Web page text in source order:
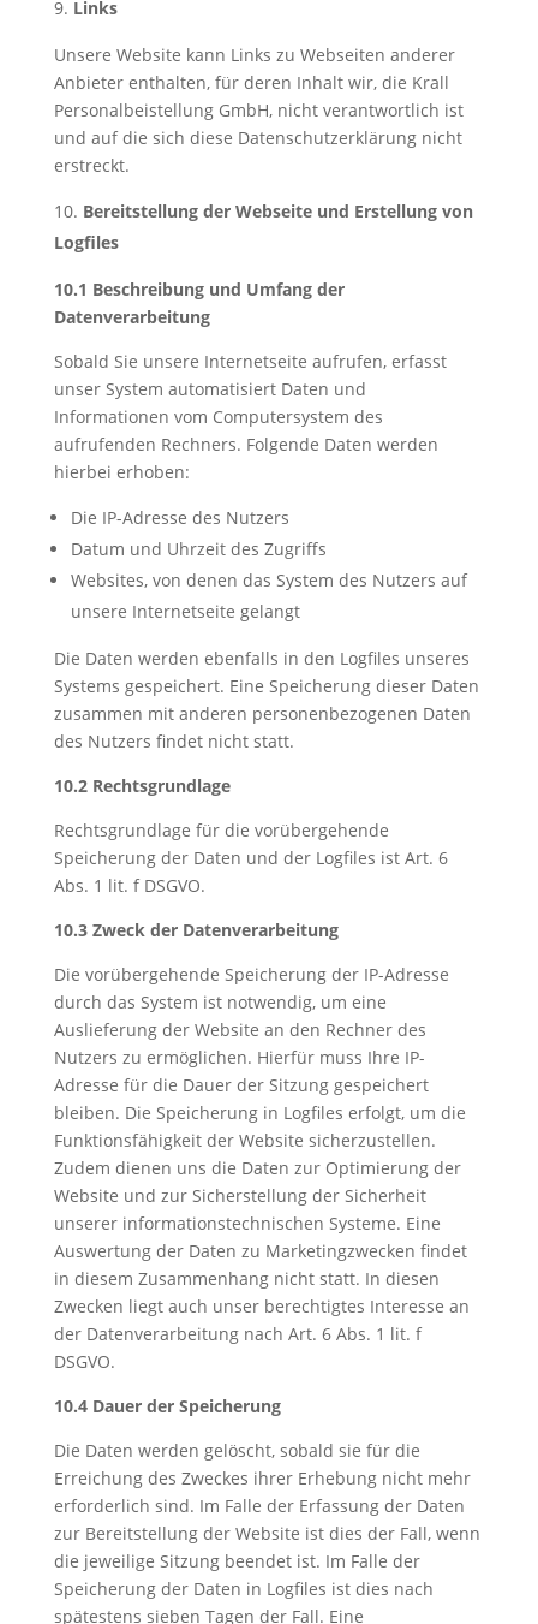
Links
Unsere Website kann Links zu Webseiten anderer
Anbieter enthalten, für deren Inhalt wir, die Krall
Personalbeistellung GmbH, nicht verantwortlich ist
und auf die sich diese Datenschutzerklärung nicht
erstreckt.
Bereitstellung der Webseite und Erstellung von
Logfiles
10.1 Beschreibung und Umfang der
Datenverarbeitung
Sobald Sie unsere Internetseite aufrufen, erfasst
unser System automatisiert Daten und
Informationen vom Computersystem des
aufrufenden Rechners. Folgende Daten werden
hierbei erhoben:
Die IP-Adresse des Nutzers
Datum und Uhrzeit des Zugriffs
Websites, von denen das System des Nutzers auf
unsere Internetseite gelangt
Die Daten werden ebenfalls in den Logfiles unseres
Systems gespeichert. Eine Speicherung dieser Daten
zusammen mit anderen personenbezogenen Daten
des Nutzers findet nicht statt.
10.2 Rechtsgrundlage
Rechtsgrundlage für die vorübergehende
Speicherung der Daten und der Logfiles ist Art. 6
Abs. 1 lit. f DSGVO.
10.3 Zweck der Datenverarbeitung
Die vorübergehende Speicherung der IP-Adresse
durch das System ist notwendig, um eine
Auslieferung der Website an den Rechner des
Nutzers zu ermöglichen. Hierfür muss Ihre IP-
Adresse für die Dauer der Sitzung gespeichert
bleiben. Die Speicherung in Logfiles erfolgt, um die
Funktionsfähigkeit der Website sicherzustellen.
Zudem dienen uns die Daten zur Optimierung der
Website und zur Sicherstellung der Sicherheit
unserer informationstechnischen Systeme. Eine
Auswertung der Daten zu Marketingzwecken findet
in diesem Zusammenhang nicht statt. In diesen
Zwecken liegt auch unser berechtigtes Interesse an
der Datenverarbeitung nach Art. 6 Abs. 1 lit. f
DSGVO.
10.4 Dauer der Speicherung
Die Daten werden gelöscht, sobald sie für die
Erreichung des Zweckes ihrer Erhebung nicht mehr
erforderlich sind. Im Falle der Erfassung der Daten
zur Bereitstellung der Website ist dies der Fall, wenn
die jeweilige Sitzung beendet ist. Im Falle der
Speicherung der Daten in Logfiles ist dies nach
spätestens sieben Tagen der Fall. Eine